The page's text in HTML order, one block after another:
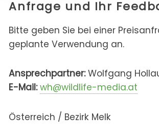
Anfrage und Ihr
Bitte geben Sie bei einer
geplante Verwendung an.
Ansprechpartner:Wolfgang
E-Mail: wh@wildlife-media.at
Österreich / Bezirk Melk